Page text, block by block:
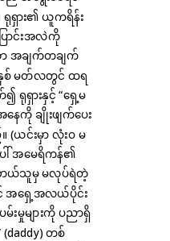
ရှား၏ ယူကရိန်း
ာင်းအလဲကို
ာ အချက်တချက်
နှစ် မတ်လတွင် ထရ
ရှားနှင့် “ရှေ့မ
ကို ချိုးဖျက်ပေး
င်းမှာ လုံးဝ မ
ါ် အမေရိကန်၏
ဘယ်သူမှ မလုပ်ရဲတဲ့
အရှေ့အလယ်ပိုင်း
မ်းမှုများကို ပညာရှိ
(daddy) တစ်